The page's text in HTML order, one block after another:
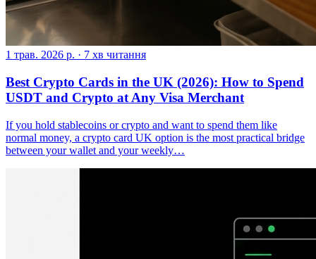
1 трав. 2026 р. · 7 хв читання
Best Crypto Cards in the UK (2026): How to Spend
USDT and Crypto at Any Visa Merchant
If you hold stablecoins or crypto and want to spend them like
normal money, a crypto card UK option is the most practical bridge
between your wallet and your weekly…